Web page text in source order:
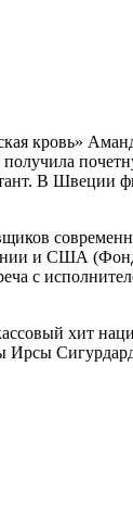
кровь»
В Швеции
и США
с
хит
Ирсы